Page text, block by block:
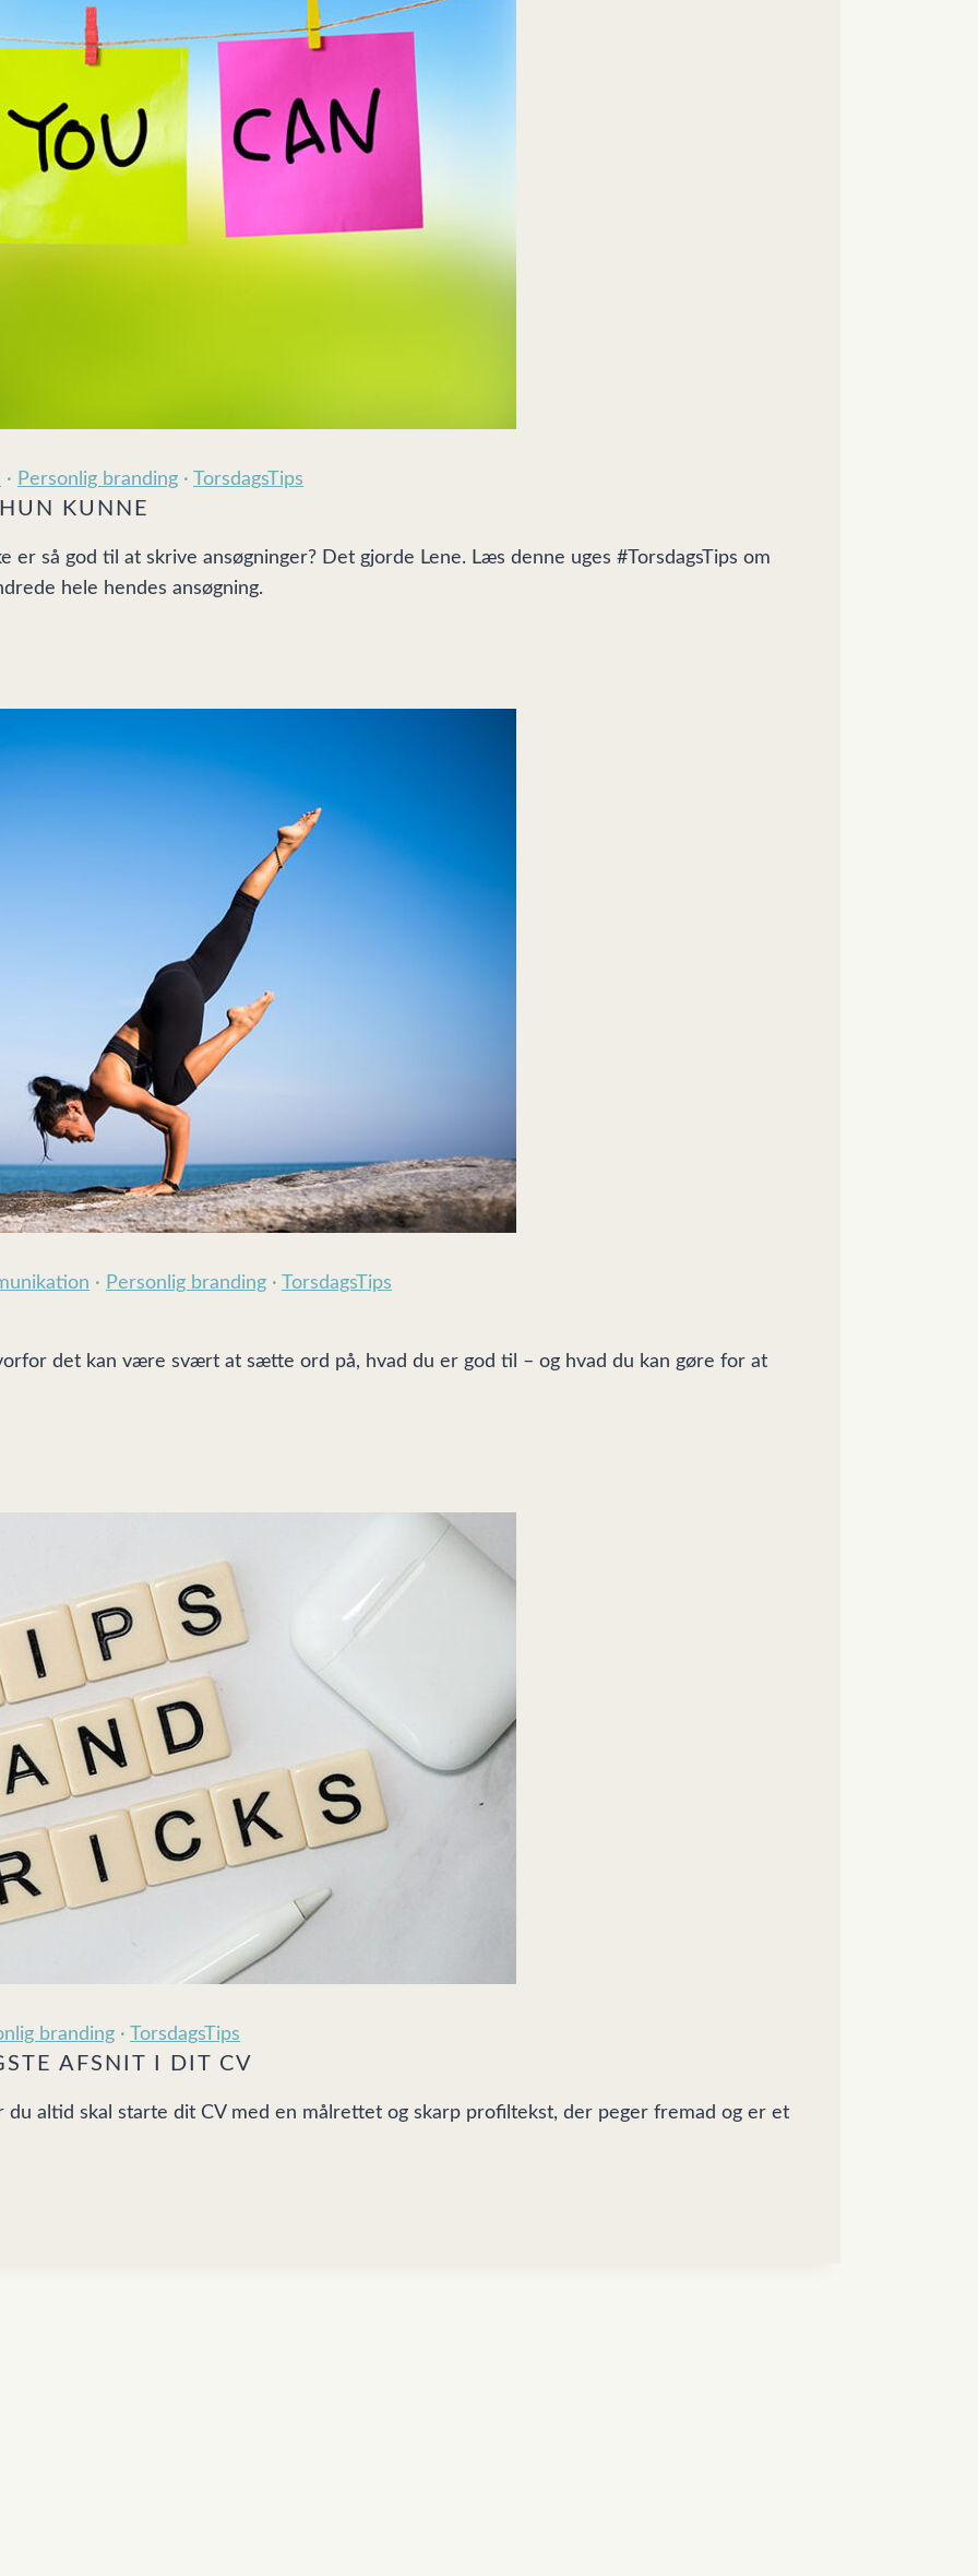
· Personlig branding · TorsdagsTips
KUNNE
er så god til at skrive ansøgninger? Det gjorde Lene. Læs denne uges #TorsdagsTips om
hele hendes ansøgning.
· Personlig branding · TorsdagsTips
det kan være svært at sætte ord på, hvad du er god til – og hvad du kan gøre for at
branding · TorsdagsTips
AFSNIT I DIT CV
du altid skal starte dit CV med en målrettet og skarp profiltekst, der peger fremad og er et